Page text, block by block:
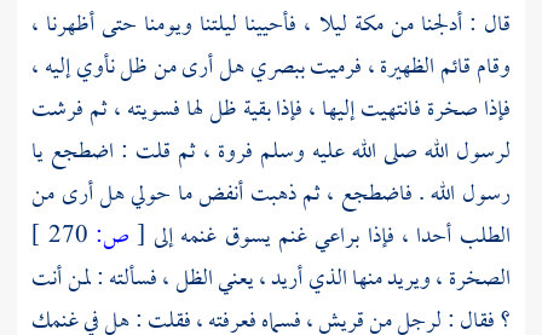
قال : أدلجنا منمكة ليلا ، فأحيينا ليلتنا ويومنا حتى أظهرنا ،
وقام قائم الظهيرة ، فرميت ببصري هل أرى من ظل نأوي إليه ،
فإذا صخرة فانتهيت إليها ، فإذا بقية ظل لها فسويته ، ثم فرشت
لرسول الله صلى الله عليه وسلم فروة ، ثم قلت : اضطجع يا
رسول الله . فاضطجع ، ثم ذهبت أنفض ما حولي هل أرى من
الطلب أحدا ، فإذا براعي غنم يسوق غنمه إلى [ص:
الصخرة ، ويريد منها الذي أريد ، يعني الظل ، فسألته : لمن أنت
؟ فقال : لرجل منقريش ،فسماه فعرفته ، فقلت : هل في غنمك